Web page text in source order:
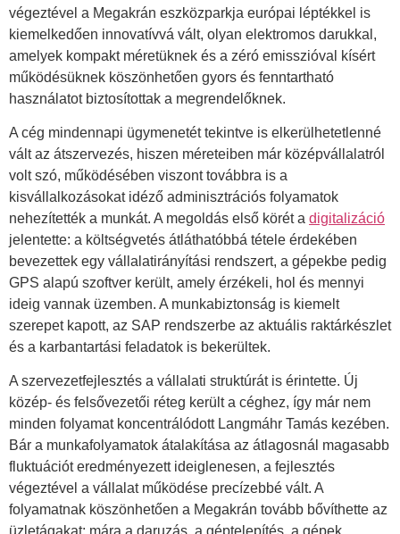
végeztével a Megakrán eszközparkja európai léptékkel is
kiemelkedően innovatívvá vált, olyan elektromos darukkal,
amelyek kompakt méretüknek és a zéró emisszióval kísért
működésüknek köszönhetően gyors és fenntartható
használatot biztosítottak a megrendelőknek.
A cég mindennapi ügymenetét tekintve is elkerülhetetlenné
vált az átszervezés, hiszen méreteiben már középvállalatról
volt szó, működésében viszont továbbra is a
kisvállalkozásokat idéző adminisztrációs folyamatok
nehezítették a munkát. A megoldás első körét a digitalizáció
jelentette: a költségvetés átláthatóbbá tétele érdekében
bevezettek egy vállalatirányítási rendszert, a gépekbe pedig
GPS alapú szoftver került, amely érzékeli, hol és mennyi
ideig vannak üzemben. A munkabiztonság is kiemelt
szerepet kapott, az SAP rendszerbe az aktuális raktárkészlet
és a karbantartási feladatok is bekerültek.
A szervezetfejlesztés a vállalati struktúrát is érintette. Új
közép- és felsővezetői réteg került a céghez, így már nem
minden folyamat koncentrálódott Langmáhr Tamás kezében.
Bár a munkafolyamatok átalakítása az átlagosnál magasabb
fluktuációt eredményezett ideiglenesen, a fejlesztés
végeztével a vállalat működése precízebbé vált. A
folyamatnak köszönhetően a Megakrán tovább bővíthette az